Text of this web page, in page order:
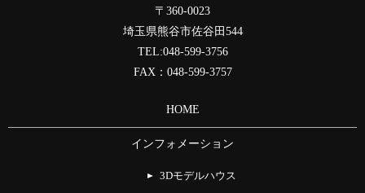
〒360-0023
埼玉県熊谷市佐谷田544
TEL:048-599-3756
FAX：048-599-3757
HOME
インフォメーション
3Dモデルハウス